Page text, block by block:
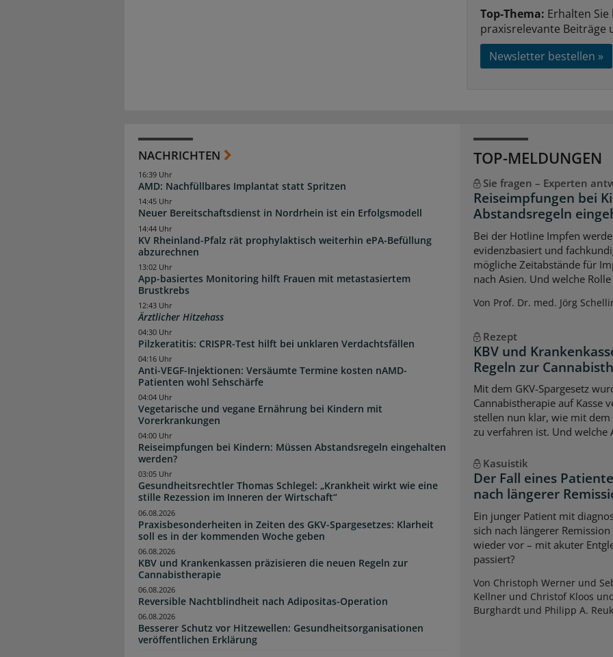
Top-Thema: Erhalten
praxisrelevante Beiträge
Newsletter bestellen »
NACHRICHTEN
AMD: Nachfüllbares Implantat statt Spritzen
16:39 Uhr
Neuer Bereitschaftsdienst in Nordrhein ist ein Erfolgsmodell
14:45 Uhr
KV Rheinland-Pfalz rät prophylaktisch weiterhin ePA-Befüllung
abzurechnen
14:44 Uhr
App-basiertes Monitoring hilft Frauen mit metastasiertem
Brustkrebs
13:02 Uhr
Ärztlicher Hitzehass
12:43 Uhr
Pilzkeratitis: CRISPR-Test hilft bei unklaren Verdachtsfällen
04:30 Uhr
Anti-VEGF-Injektionen: Versäumte Termine kosten nAMD-
Patienten wohl Sehschärfe
04:16 Uhr
Vegetarische und vegane Ernährung bei Kindern mit
Vorerkrankungen
04:04 Uhr
Reiseimpfungen bei Kindern: Müssen Abstandsregeln eingehalten
werden?
04:00 Uhr
Gesundheitsrechtler Thomas Schlegel: „Krankheit wirkt wie eine
stille Rezession im Inneren der Wirtschaft“
03:05 Uhr
Praxisbesonderheiten in Zeiten des GKV-Spargesetzes: Klarheit
soll es in der kommenden Woche geben
06.08.2026
KBV und Krankenkassen präzisieren die neuen Regeln zur
Cannabistherapie
06.08.2026
Reversible Nachtblindheit nach Adipositas-Operation
06.08.2026
Besserer Schutz vor Hitzewellen: Gesundheitsorganisationen
veröffentlichen Erklärung
06.08.2026
TOP-MELDUNGEN
Sie fragen – Experten
Reiseimpfungen bei
Abstandsregeln
Bei der Hotline Impfen
evidenzbasiert und
mögliche Zeitabstände für
nach Asien. Und welche
Von Prof. Dr. med. Jörg
Rezept
KBV und
Regeln zur
Mit dem GKV-Spargesetz
Cannabistherapie auf Kasse
stellen nun klar, wie mit
zu verfahren ist. Und welche
Kasuistik
Der Fall eines
nach längerer
Ein junger Patient mit
sich nach längerer
wieder vor – mit akuter
passiert?
Von Christoph Werner und
Kellner und Christof Kloos
Burghardt und Philipp A.